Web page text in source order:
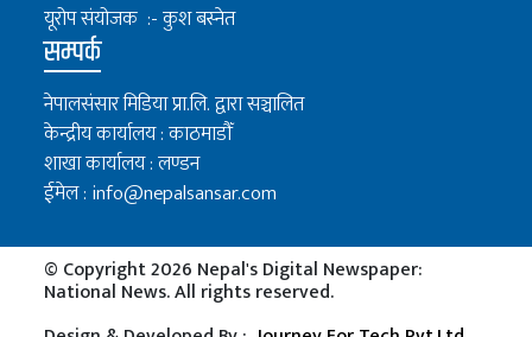
यूरोप संयोजक :- कुश बस्नेत
सम्पर्क
नेपालसंसार मिडिया प्रा.लि. द्वारा सञ्चालित
केन्द्रीय कार्यालय : काठमाडौँ
शाखा कार्यालय : लण्डन
ईमेल : info@nepalsansar.com
© Copyright 2026 Nepal's Digital Newspaper:
National News. All rights reserved.